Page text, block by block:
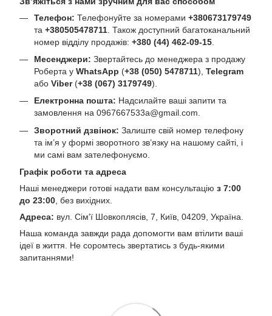
Телефон: Телефонуйте за номерами +380673179749
та +380505478711 . Також доступний багатоканальний
номер відділу продажів: +380 (44) 462-09-15
Месенджери: Звертайтесь до менеджера з продажу
Роберта у WhatsApp (+38 (050) 5478711), Telegram
або Viber(+38 (067) 3179749).
Електронна пошта: Надсилайте ваші запити та
замовлення на 0967667533a@gmail.com.
Зворотний дзвінок: Залиште свій номер телефону
та ім’я у формі зворотного зв’язку на нашому сайті, і
ми самі вам зателефонуємо.
Графік роботи та адреса
Наші менеджери готові надати вам консультацію з 7:00
до 23:00 , без вихідних.
Адреса: вул. Сім'ї Шовкоплясів, 7, Київ, 04209, Україна.
Наша команда завжди рада допомогти вам втілити ваші
ідеї в життя. Не соромтесь звертатись з будь-якими
запитаннями!